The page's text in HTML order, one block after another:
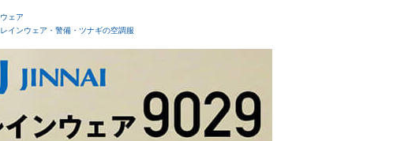
ウェア
レインウェア・警備・ツナギの空調服